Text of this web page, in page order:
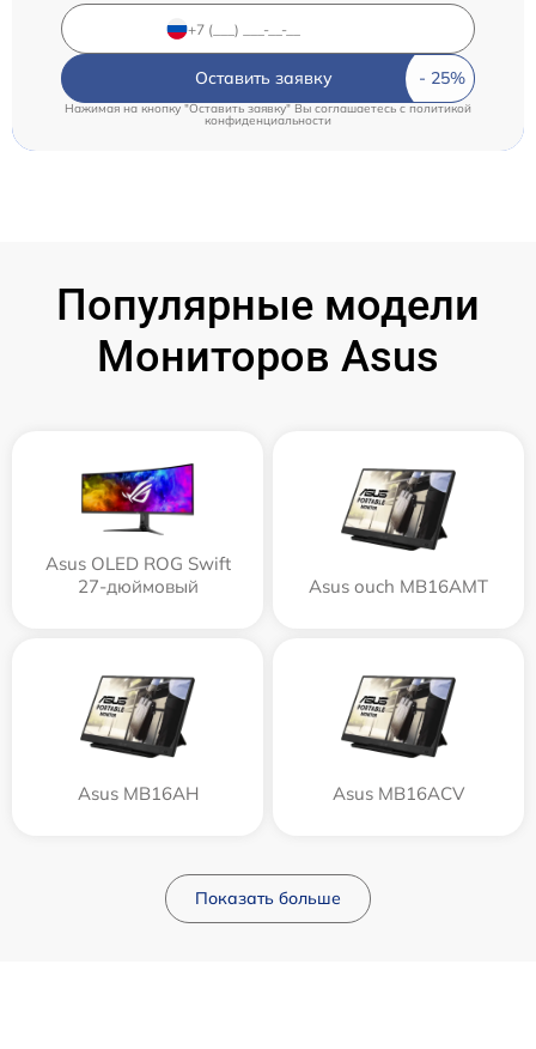
Оставить заявку
Нажимая на кнопку "Оставить заявку" Вы соглашаетесь c политикой
конфиденциальности
Популярные модели
Мониторов Asus
Asus OLED ROG Swift
27-дюймовый
Asus ouch MB16AMT
Asus MB16AH Asus MB16ACV
Показать больше